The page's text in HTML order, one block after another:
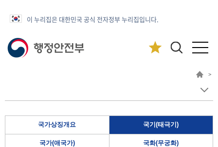
이 누리집은 대한민국 공식 전자정부 누리집입니다.
>
국가상징개요 국기(태극기)
국가(애국가) 국화(무궁화)